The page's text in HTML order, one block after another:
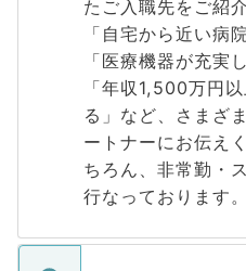
たご入職先をご紹
「自宅から近い病
「医療機器が充実
「年収1,500万円
る」など、さまざ
ートナーにお伝え
ちろん、非常勤・
行なっております。